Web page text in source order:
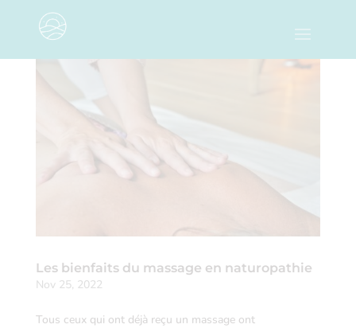
Les bienfaits du massage en naturopathie
Nov 25, 2022
Tous ceux qui ont déjà reçu un massage ont